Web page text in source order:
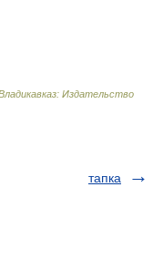
Издательство
тапка